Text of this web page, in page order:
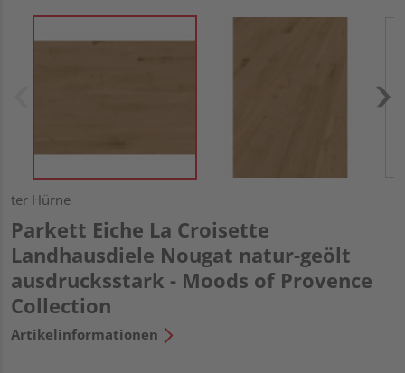
ter Hürne
Parkett Eiche La Croisette
Landhausdiele Nougat natur-geölt
ausdrucksstark - Moods of Provence
Collection
Artikelinformationen